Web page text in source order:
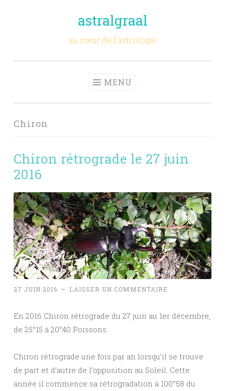
astralgraal
au cœur de l'astrologie
MENU
Chiron
Chiron rétrograde le 27 juin
2016
27 JUIN 2016 ~ LAISSER UN COMMENTAIRE
En 2016 Chiron rétrograde du 27 juin au 1er décembre,
de 25°15 à 20°40 Poissons.
Chiron rétrograde une fois par an lorsqu’il se trouve
de part et d’autre de l’opposition au Soleil. Cette
année il commence sa rétrogradation à 100°58 du